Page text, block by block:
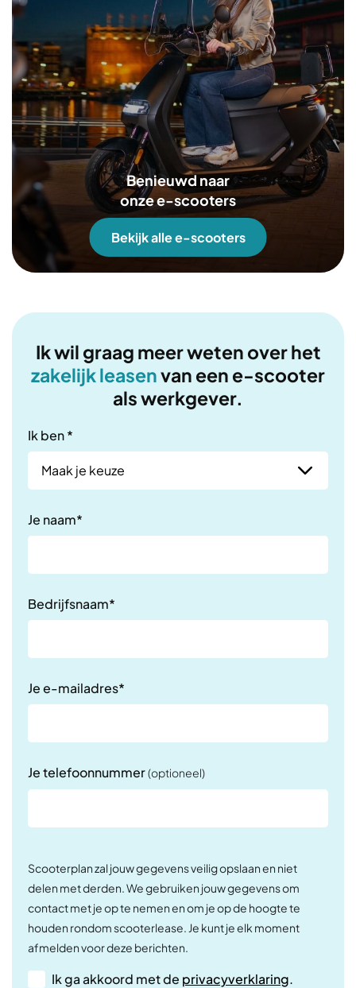
Benieuwd naar
onze e-scooters
Bekijk alle e-scooters
Ik wil graag meer weten over het
zakelijk leasenvan een e-scooter
als werkgever.
Ik ben *
Je naam*
Bedrijfsnaam*
Je e-mailadres*
Je telefoonnummer(optioneel)
Scooterplan zal jouw gegevens veilig opslaan en niet
delen met derden. We gebruiken jouw gegevens om
contact met je op te nemen en om je op de hoogte te
houden rondom scooterlease. Je kunt je elk moment
afmelden voor deze berichten.
Ik ga akkoord met de privacyverklaring.